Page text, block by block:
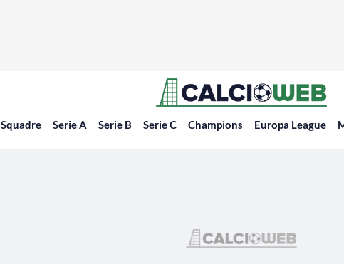
Squadre Serie A Serie B Serie C Champions Europa League